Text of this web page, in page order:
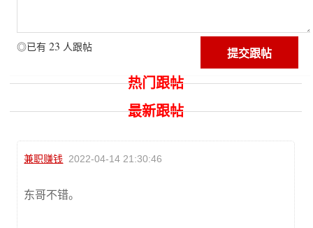
◎已有 23 人跟帖
热门跟帖
最新跟帖
兼职赚钱 2022-04-14 21:30:46
东哥不错。